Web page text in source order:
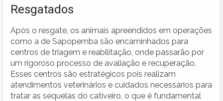
Resgatados
Após o resgate, os animais apreendidos em operações
como a de Sapopemba são encaminhados para
centros de triagem e reabilitação, onde passarão por
um rigoroso processo de avaliação e recuperação.
Esses centros são estratégicos pois realizam
atendimentos veterinários e cuidados necessários para
tratar as sequelas do cativeiro, o que é fundamental